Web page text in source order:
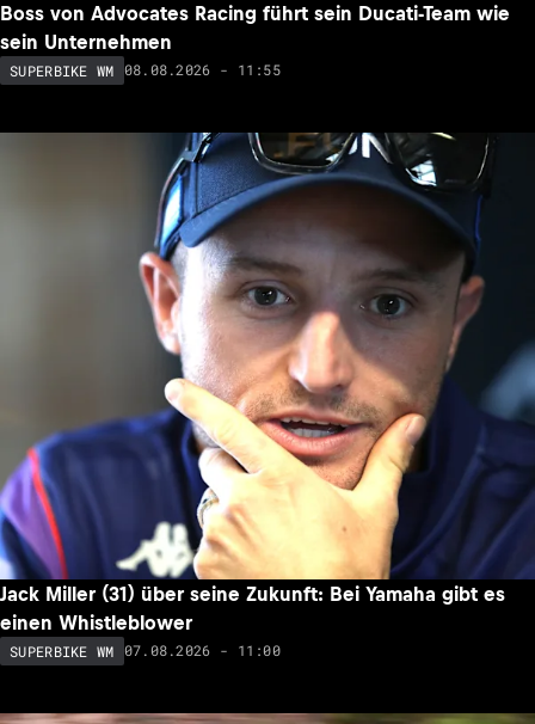
Boss von Advocates Racing führt sein Ducati-Team wie
sein Unternehmen
SUPERBIKE WM 08.08.2026 - 11:55
Jack Miller (31) über seine Zukunft: Bei Yamaha gibt es
einen Whistleblower
SUPERBIKE WM 07.08.2026 - 11:00